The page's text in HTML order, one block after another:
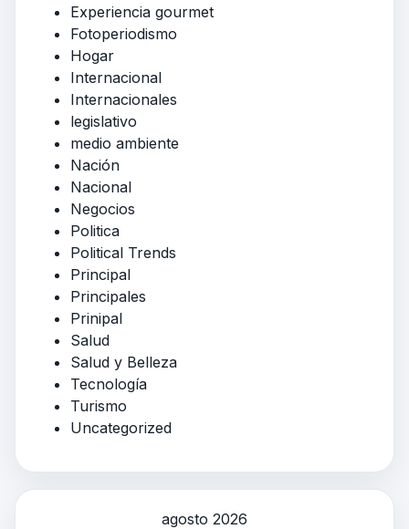
Experiencia gourmet
Fotoperiodismo
Hogar
Internacional
Internacionales
legislativo
medio ambiente
Nación
Nacional
Negocios
Politica
Political Trends
Principal
Principales
Prinipal
Salud
Salud y Belleza
Tecnología
Turismo
Uncategorized
agosto 2026